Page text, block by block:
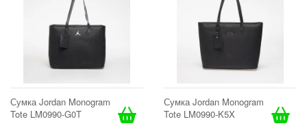
Сумка Jordan Monogram
Tote LM0990-G0T
Сумка Jordan Monogram
Tote LM0990-K5X